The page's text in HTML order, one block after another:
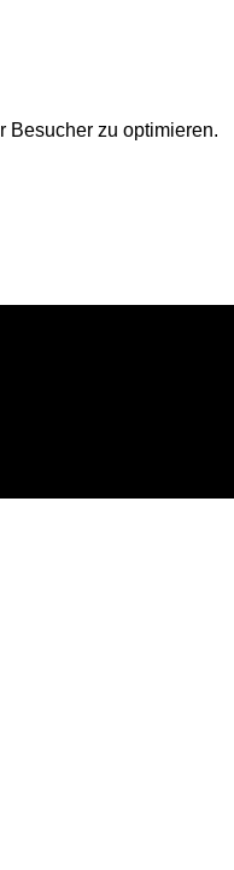
Besucher zu optimieren.